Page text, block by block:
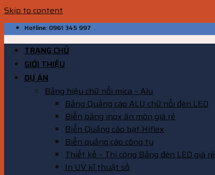
Skip to content
Hotline: 0961 345 997
TRANG CHỦ
GIỚI THIỆU
DỰ ÁN
Bảng hiệu chữ nổi mica – Alu
Bảng Quảng cáo ALU chữ nổi đèn LED
Biển bảng inox ăn mòn giá rẻ
Biển Quảng cáo bạt Hiflex
Biển quảng cáo công ty
Thiết kế – Thi công Bảng đèn LED giá rẻ
In UV kĩ thuật số